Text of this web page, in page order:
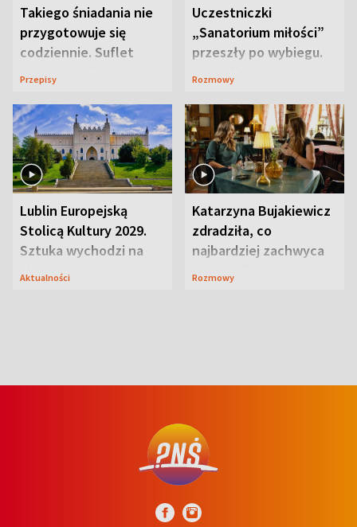
Takiego śniadania nie
przygotowuje się
codziennie. Suflet
serowy zachwyca
Przepisy
Uczestniczki
„Sanatorium miłości”
przeszły po wybiegu.
Te stylizacje
Rozmowy
Lublin Europejską
Stolicą Kultury 2029.
Sztuka wychodzi na
ulice
Aktualności
Katarzyna Bujakiewicz
zdradziła, co
najbardziej zachwyca
ją w Lublinie
Rozmowy